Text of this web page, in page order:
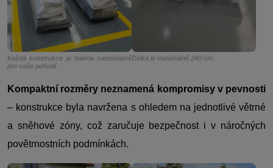
Každá konstrukce je balena samostatně
pro vaše pohodlí
Délka je maximálně 240 cm
Kompaktní rozměry neznamená kompromisy v pevnosti
– konstrukce byla navržena s ohledem na jednotlivé větrné
a sněhové zóny, což zaručuje bezpečnost i v náročných
povětrnostních podmínkách.